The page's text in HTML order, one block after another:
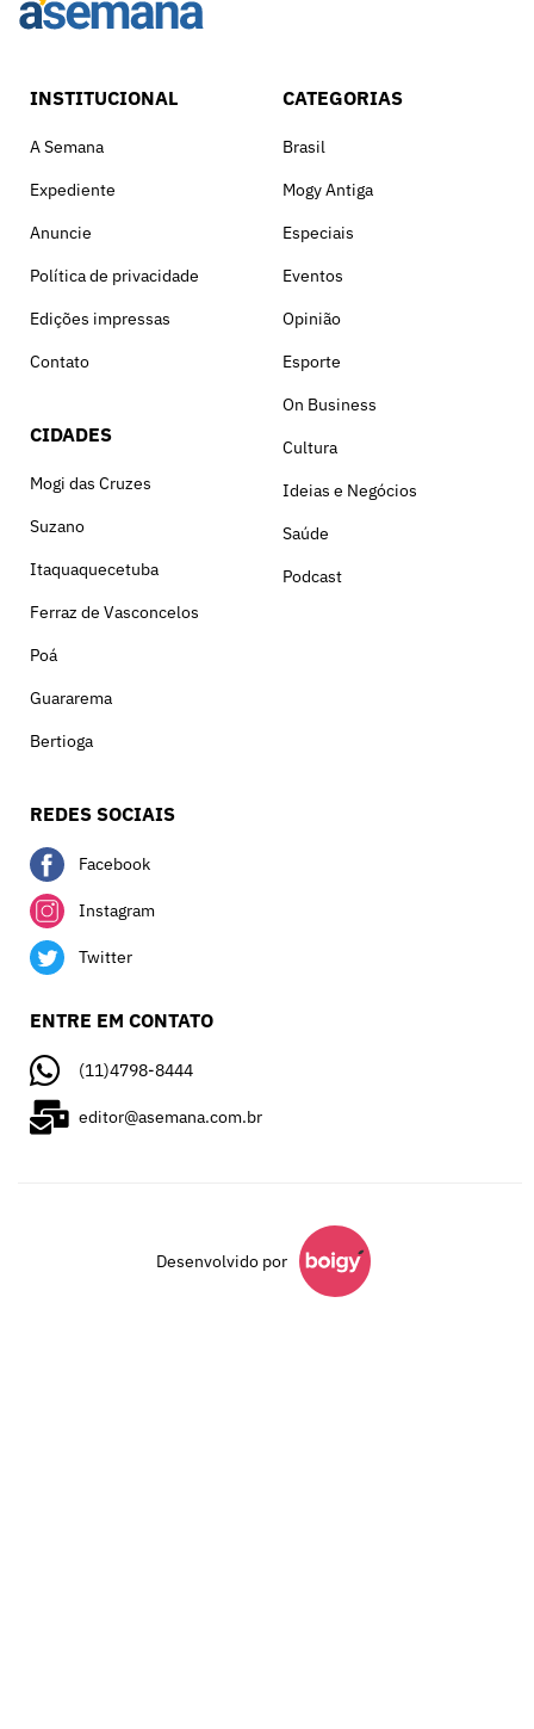
INSTITUCIONAL
A Semana
Expediente
Anuncie
Política de privacidade
Edições impressas
Contato
CIDADES
Mogi das Cruzes
Suzano
Itaquaquecetuba
Ferraz de Vasconcelos
Poá
Guararema
Bertioga
CATEGORIAS
Brasil
Mogy Antiga
Especiais
Eventos
Opinião
Esporte
On Business
Cultura
Ideias e Negócios
Saúde
Podcast
REDES SOCIAIS
Facebook
Instagram
Twitter
ENTRE EM CONTATO
(11)4798-8444
editor@asemana.com.br
Desenvolvido por